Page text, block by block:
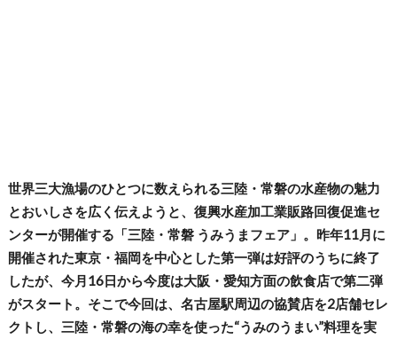
世界三大漁場のひとつに数えられる三陸・常磐の水産物の魅力
とおいしさを広く伝えようと、復興水産加工業販路回復促進セ
ンターが開催する「三陸・常磐 うみうまフェア」。昨年11月に
開催された東京・福岡を中心とした第一弾は好評のうちに終了
したが、今月16日から今度は大阪・愛知方面の飲食店で第二弾
がスタート。そこで今回は、名古屋駅周辺の協賛店を2店舗セレ
クトし、三陸・常磐の海の幸を使った“うみのうまい”料理を実